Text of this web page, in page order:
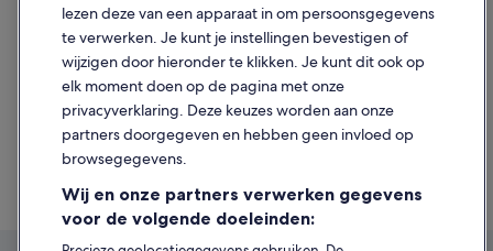
https://www.expedia.nl/Autoverhuur-Orinoco-
Stroomgebied.d6228223.Auto-Huren
https://www.expedia.nl/Autoverhuur-La-
Tortuga.d3000424782.Auto-Huren
https://www.expedia.nl/Autoverhuur-Maracaibo-
Laagvlaktes.d6228230.Auto-Huren
https://www.expedia.nl/Autoverhuur-Isla-
Coche.d553248621532467093.Auto-Huren
https://www.expedia.nl/Autoverhuur-Insular-
Region.d3000412308.Auto-Huren
lezen deze van een apparaat in om persoonsgegevens
te verwerken. Je kunt je instellingen bevestigen of
wijzigen door hieronder te klikken. Je kunt dit ook op
elk moment doen op de pagina met onze
privacyverklaring. Deze keuzes worden aan onze
partners doorgegeven en hebben geen invloed op
browsegegevens.
Wij en onze partners verwerken gegevens
voor de volgende doeleinden: